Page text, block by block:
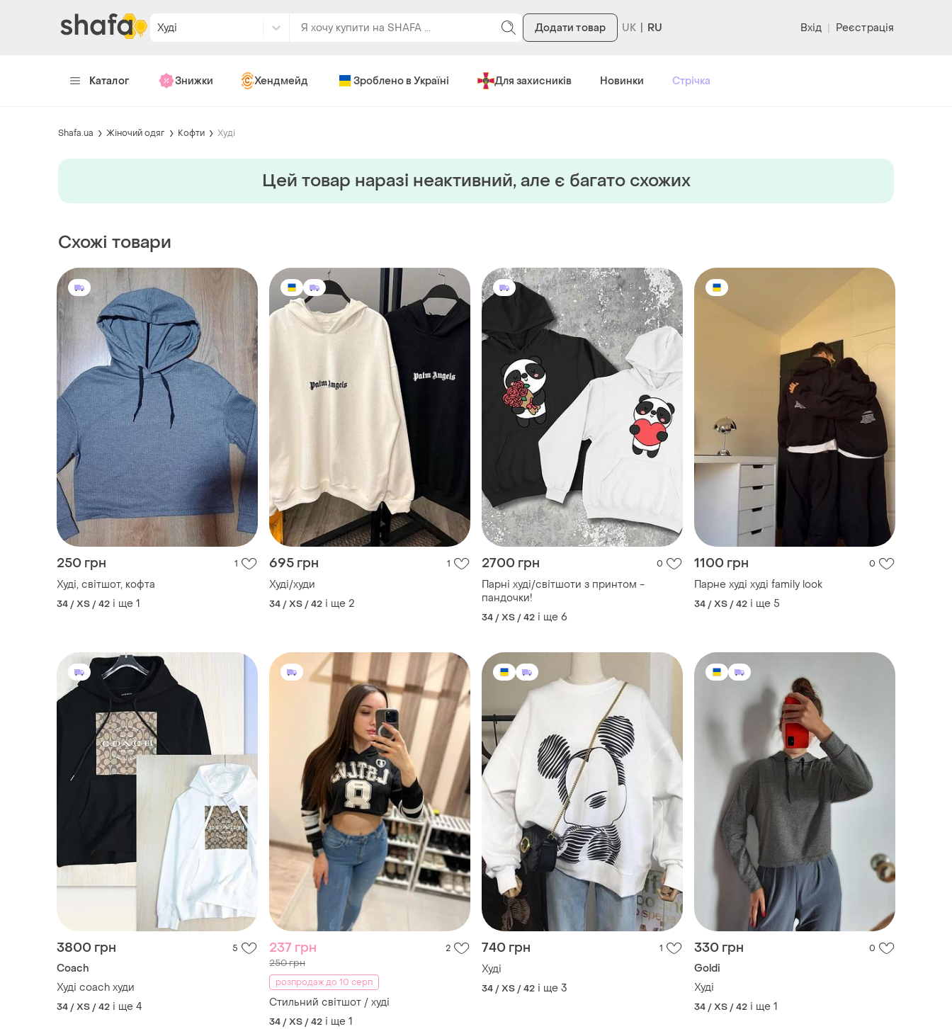
Худі Додати товар RU Вхід | Реєстрація
Каталог Знижки Хендмейд Зроблено в Україні Для захисників Новинки Стрічка
Shafa.ua Жіночий одяг Кофти Худі
Цей товар наразi неактивний, але є багато схожих
Схожі товари
250 грн 1
Худі, світшот, кофта
34 / XS / 42 і ще 1
695 грн 1
Худі/худи
34 / XS / 42 і ще 2
2700 грн 0
Парні худі/світшоти з принтом -
пандочки!
34 / XS / 42 і ще 6
1100 грн 0
Парне худі худі family look
34 / XS / 42 і ще 5
3800 грн 5
Coach
Худі coach худи
34 / XS / 42 і ще 4
237 грн 2
250 грн
розпродаж до 10 серп
Стильний світшот / худі
34 / XS / 42 і ще 1
740 грн 1
Худі
34 / XS / 42 і ще 3
330 грн 0
Goldi
Худі
34 / XS / 42 і ще 1